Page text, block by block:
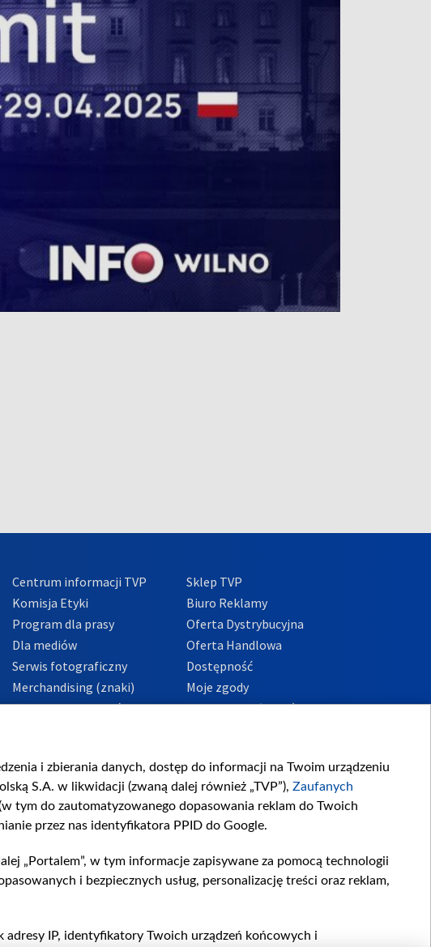
Centrum informacji TVP
Komisja Etyki
Program dla prasy
Dla mediów
Serwis fotograficzny
Merchandising (znaki)
Polityka Prywatności
Sklep TVP
Biuro Reklamy
Oferta Dystrybucyjna
Oferta Handlowa
Dostępność
Moje zgody
Procedura zgłoszeń
i zbierania danych, dostęp do informacji na Twoim urządzeniu
S.A. w likwidacji (zwaną dalej również „TVP”), Zaufanych
tym do zautomatyzowanego dopasowania reklam do Twoich
przez nas identyfikatora PPID do Google.
„Portalem”, w tym informacje zapisywane za pomocą technologii
i bezpiecznych usług, personalizację treści oraz reklam,
adresy IP, identyfikatory Twoich urządzeń końcowych i